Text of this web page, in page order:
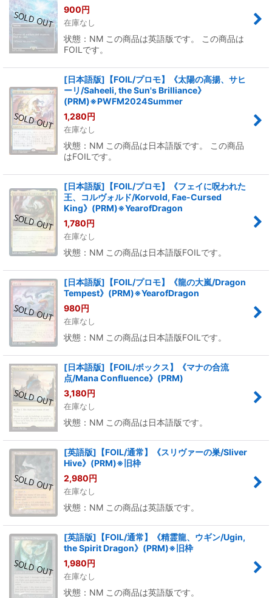
900円
在庫なし
状態：NM この商品は英語版です。 この商品は
FOILです。
[日本語版]【FOIL/プロモ】《太陽の高揚、サヒ
ーリ/Saheeli, the Sun's Brilliance》
(PRM)※PWFM2024Summer
1,280円
在庫なし
状態：NM この商品は日本語版です。 この商品
はFOILです。
[日本語版]【FOIL/プロモ】《フェイに呪われた
王、コルヴォルド/Korvold, Fae-Cursed
King》(PRM)※YearofDragon
1,780円
在庫なし
状態：NM この商品は日本語版FOILです。
[日本語版]【FOIL/プロモ】《龍の大嵐/Dragon
Tempest》(PRM)※YearofDragon
980円
在庫なし
状態：NM この商品は日本語版FOILです。
[日本語版]【FOIL/ボックス】《マナの合流
点/Mana Confluence》(PRM)
3,180円
在庫なし
状態：NM この商品は日本語版です。
[英語版]【FOIL/通常】《スリヴァーの巣/Sliver
Hive》(PRM)※旧枠
2,980円
在庫なし
状態：NM この商品は英語版です。
[英語版]【FOIL/通常】《精霊龍、ウギン/Ugin,
the Spirit Dragon》(PRM)※旧枠
1,980円
在庫なし
状態：NM この商品は英語版です。